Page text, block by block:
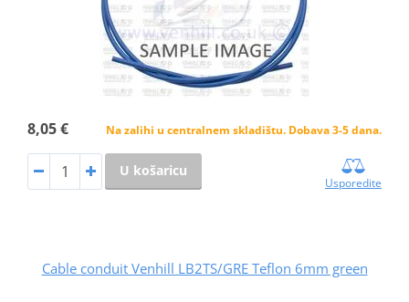
8,05 € Na zalihi u centralnem skladištu. Dobava 3-5 dana.
U košaricu
Usporedite
Cable conduit Venhill LB2TS/GRE Teflon 6mm green